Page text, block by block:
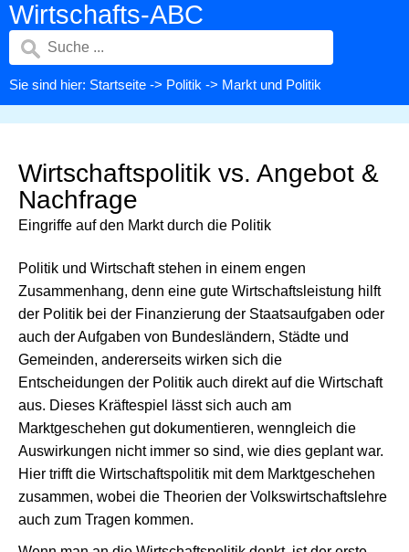
Wirtschafts-ABC
Sie sind hier: Startseite -> Politik -> Markt und Politik
Wirtschaftspolitik vs. Angebot &
Nachfrage
Eingriffe auf den Markt durch die Politik
Politik und Wirtschaft stehen in einem engen
Zusammenhang, denn eine gute Wirtschaftsleistung hilft
der Politik bei der Finanzierung der Staatsaufgaben oder
auch der Aufgaben von Bundesländern, Städte und
Gemeinden, andererseits wirken sich die
Entscheidungen der Politik auch direkt auf die Wirtschaft
aus. Dieses Kräftespiel lässt sich auch am
Marktgeschehen gut dokumentieren, wenngleich die
Auswirkungen nicht immer so sind, wie dies geplant war.
Hier trifft die Wirtschaftspolitik mit dem Marktgeschehen
zusammen, wobei die Theorien der Volkswirtschaftslehre
auch zum Tragen kommen.